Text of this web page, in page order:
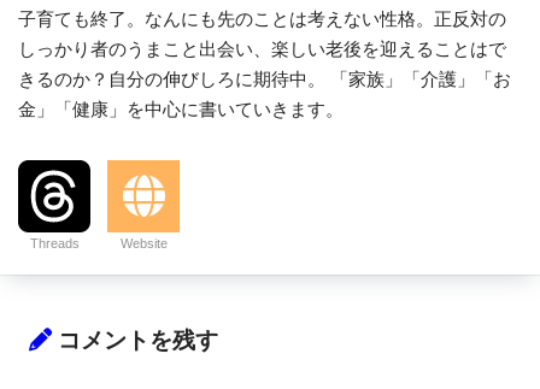
子育ても終了。なんにも先のことは考えない性格。正反対の
しっかり者のうまこと出会い、楽しい老後を迎えることはで
きるのか？自分の伸びしろに期待中。 「家族」「介護」「お
金」「健康」を中心に書いていきます。
Threads Website
コメントを残す